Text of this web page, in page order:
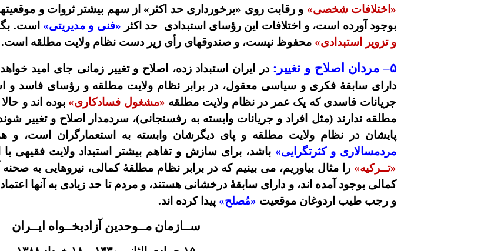
«اختلافات شخصی» و رقابت روی «برخورداری حد اکثر» از سهم بیشتر ثروات و
بوجود آورده است، و اختلافات این رؤسای استبدادی حد اکثر «فنی و مدیریتی» است.
و تزویر استبدادی» محفوظ نیست، و صندوقهای رأی زیر دست نظام ولایت مطلقه است.
۵– مردان اصلاح و تغییر:در ایران استبداد زده، اصلاح و تغییر زمانی جای امید
دارای سابقۀ فکری و سیاسی معقول، در برابر نظام ولایت مطلقه و رؤسای فاسد و
جریانات فاسدی که یک عمر در نظام ولایت مطلقه «مشغول فسادکاری» بوده اند و
مطلقه ندارند (مثل افراد و جریانات وابسته به رفسنجانی)، سردمدار اصلاح و تغییر
پایشان در نظام ولایت مطلقه و پای دیگرشان وابسته به استعمارگران است، و
مردمسالاری و کثرتگرایی» باشد، برای سازش و تفاهم بیشتر استبداد ولایت فقیهی
«تــرکیه» را مثال بیاوریم، می بینیم که در برابر نظام مطلقۀ کمالی، نیروهایی به
کمالی بوجود آمده اند، و دارای سابقۀ درخشانی هستند، و مردم تا حد زیادی به آنها
و رجب طیب اردوغان موقعیت «مُصلح» پیدا کرده اند.
ســازمان مــوحدین آزادیخــواه ایــران